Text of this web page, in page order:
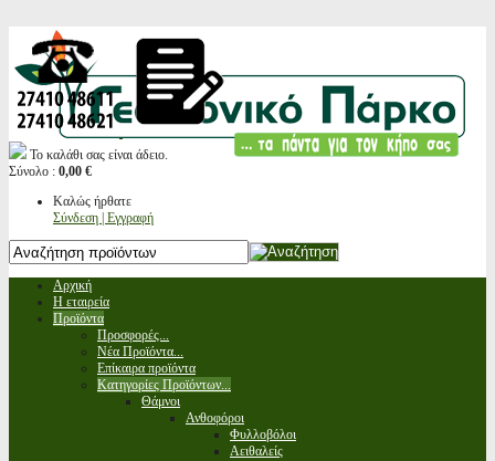
Το καλάθι σας είναι άδειο.
Σύνολο : 0,00 €
Καλώς ήρθατε
Σύνδεση | Εγγραφή
Αρχική
Η εταιρεία
Προϊόντα
Προσφορές...
Νέα Προϊόντα...
Επίκαιρα προϊόντα
Κατηγορίες Προϊόντων...
Θάμνοι
Ανθοφόροι
Φυλλοβόλοι
Αειθαλείς